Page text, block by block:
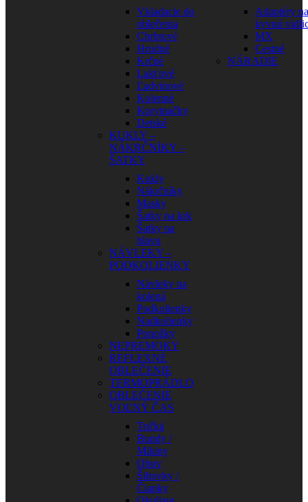
Vkladacie do
oblečenia
Chrbtové
Hrudné
Krčné
Lakťové
Ľadvinové
Kolenné
Korytnačky
Detské
KUKLY –
NÁKRČNÍKY –
ŠATKY
Kukly
Nákrčníky
Masky
Šatky na krk
Šatky na
hlavu
NÁVLEKY –
PODKOLIENKY
Návleky na
kolená
Podkolienky
Nadkolienky
Ponožky
NEPREMOKY
REFLEXNÉ
OBLEČENIE
TERMOPRÁDLO
OBLEČENIE
VOĽNÝ ČAS
Tričká
Bundy /
Mikiny
Obuv
Šiltovky /
Čiapky
Adaptéry na
kyvnú
MX
Cestné
NÁRADIE